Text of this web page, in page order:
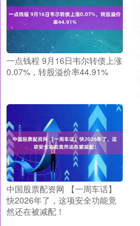
一点钱程 9月16日韦尔转债上涨
0.07%，转股溢价率44.91%
中国股票配资网 【一周车话】
快2026年了，这项安全功能竟
然还在被减配！